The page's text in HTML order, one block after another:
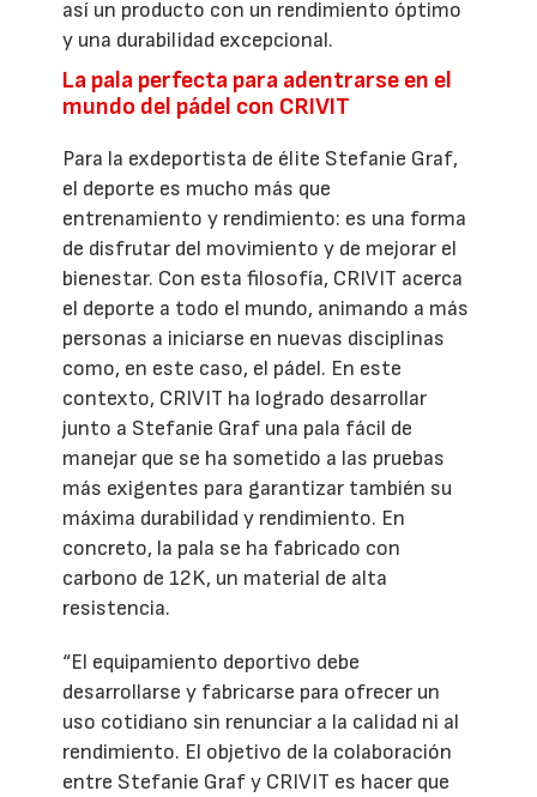
así un producto con un rendimiento óptimo
y una durabilidad excepcional.
La pala perfecta para adentrarse en el
mundo del pádel con CRIVIT
Para la exdeportista de élite Stefanie Graf,
el deporte es mucho más que
entrenamiento y rendimiento: es una forma
de disfrutar del movimiento y de mejorar el
bienestar. Con esta filosofía, CRIVIT acerca
el deporte a todo el mundo, animando a más
personas a iniciarse en nuevas disciplinas
como, en este caso, el pádel. En este
contexto, CRIVIT ha logrado desarrollar
junto a Stefanie Graf una pala fácil de
manejar que se ha sometido a las pruebas
más exigentes para garantizar también su
máxima durabilidad y rendimiento. En
concreto, la pala se ha fabricado con
carbono de 12K, un material de alta
resistencia.
“El equipamiento deportivo debe
desarrollarse y fabricarse para ofrecer un
uso cotidiano sin renunciar a la calidad ni al
rendimiento. El objetivo de la colaboración
entre Stefanie Graf y CRIVIT es hacer que